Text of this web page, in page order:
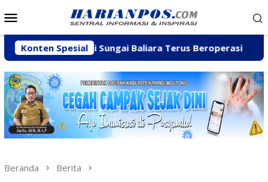
ke
Mobile
Konten Spesial
C di Sungai Baliara Terus Beroperasi Arpan
Beranda Berita